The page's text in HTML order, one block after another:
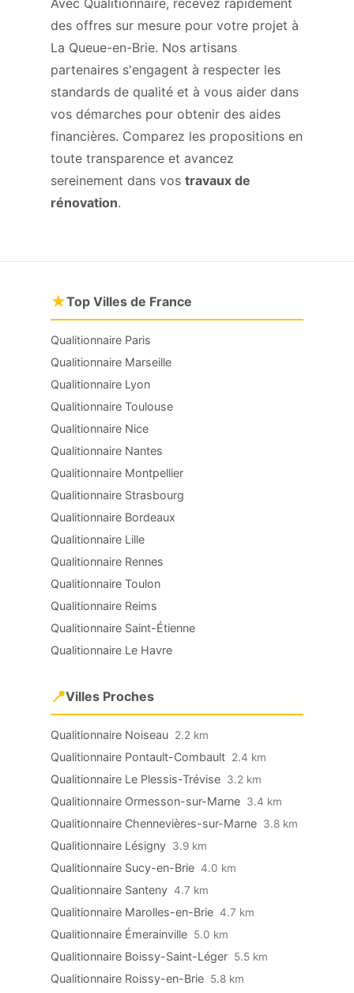
Avec Qualitionnaire, recevez rapidement
des offres sur mesure pour votre projet à
La Queue-en-Brie. Nos artisans
partenaires s'engagent à respecter les
standards de qualité et à vous aider dans
vos démarches pour obtenir des aides
financières. Comparez les propositions en
toute transparence et avancez
sereinement dans vos travaux de
rénovation.
★Top Villes de France
Qualitionnaire Paris
Qualitionnaire Marseille
Qualitionnaire Lyon
Qualitionnaire Toulouse
Qualitionnaire Nice
Qualitionnaire Nantes
Qualitionnaire Montpellier
Qualitionnaire Strasbourg
Qualitionnaire Bordeaux
Qualitionnaire Lille
Qualitionnaire Rennes
Qualitionnaire Toulon
Qualitionnaire Reims
Qualitionnaire Saint-Étienne
Qualitionnaire Le Havre
📍Villes Proches
Qualitionnaire Noiseau 2.2 km
Qualitionnaire Pontault-Combault 2.4 km
Qualitionnaire Le Plessis-Trévise 3.2 km
Qualitionnaire Ormesson-sur-Marne 3.4 km
Qualitionnaire Chennevières-sur-Marne 3.8 km
Qualitionnaire Lésigny 3.9 km
Qualitionnaire Sucy-en-Brie 4.0 km
Qualitionnaire Santeny 4.7 km
Qualitionnaire Marolles-en-Brie 4.7 km
Qualitionnaire Émerainville 5.0 km
Qualitionnaire Boissy-Saint-Léger 5.5 km
Qualitionnaire Roissy-en-Brie 5.8 km